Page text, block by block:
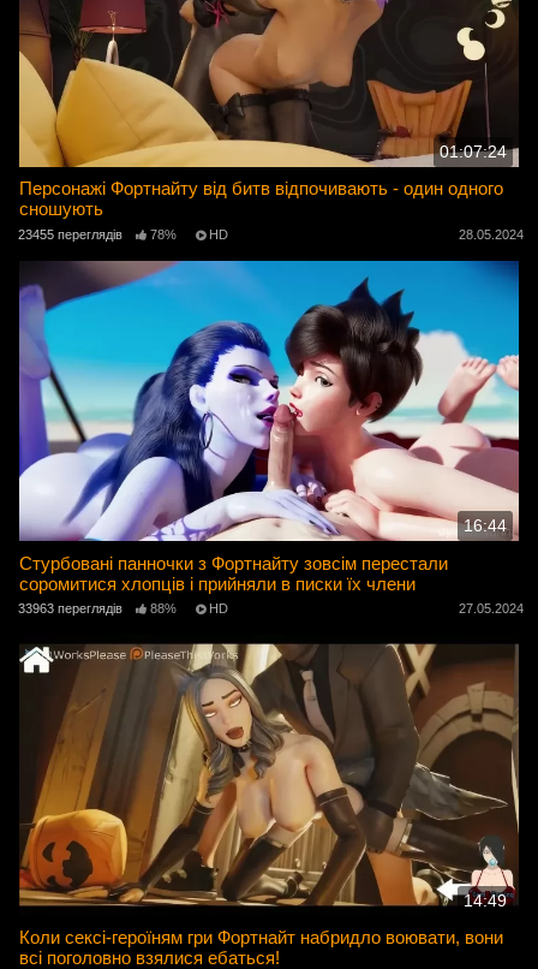
01:07:24
Персонажі Фортнайту від битв відпочивають - один одного
сношують
23455 переглядів 78% HD 28.05.2024
16:44
Стурбовані панночки з Фортнайту зовсім перестали
соромитися хлопців і прийняли в писки їх члени
33963 переглядів 88% HD 27.05.2024
14:49
Коли сексі-героїням гри Фортнайт набридло воювати, вони
всі поголовно взялися ебаться!